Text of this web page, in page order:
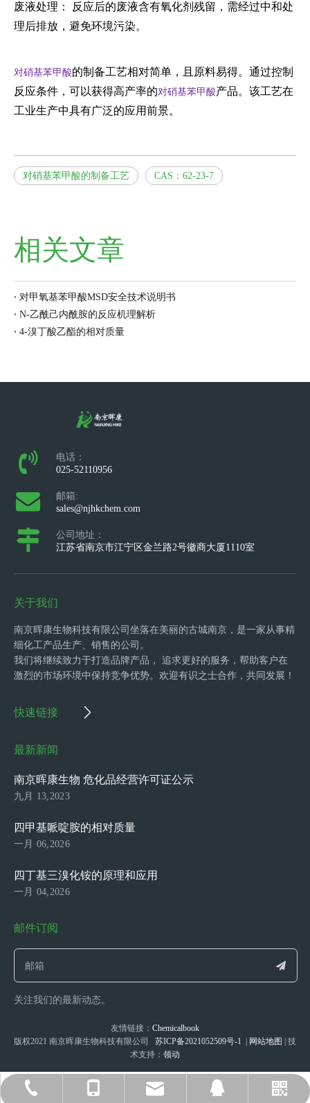
废液处理： 反应后的废液含有氧化剂残留，需经过中和处
理后排放，避免环境污染。
对硝基苯甲酸的制备工艺相对简单，且原料易得。通过控制
反应条件，可以获得高产率的对硝基苯甲酸产品。该工艺在
工业生产中具有广泛的应用前景。
对硝基苯甲酸的制备工艺 CAS：62-23-7
相关文章
对甲氧基苯甲酸MSD安全技术说明书
N-乙酰己内酰胺的反应机理解析
4-溴丁酸乙酯的相对质量
电话：
025-52110956
邮箱:
sales@njhkchem.com
公司地址：
江苏省南京市江宁区金兰路2号徽商大厦1110室
关于我们
南京晖康生物科技有限公司坐落在美丽的古城南京，是一家从事精
细化工产品生产、销售的公司。
我们将继续致力于打造品牌产品， 追求更好的服务，帮助客户在
激烈的市场环境中保持竞争优势。欢迎有识之士合作，共同发展！
快速链接
最新新闻
南京晖康生物 危化品经营许可证公示
九月 13,2023
四甲基哌啶胺的相对质量
一月 06,2026
四丁基三溴化铵的原理和应用
一月 04,2026
邮件订阅
关注我们的最新动态。
友情链接： Chemicalbook
版权2021 南京晖康生物科技有限公司 苏ICP备2021052509号-1 网站地图
| 技
术支持： 领动
025-52110956
+86-17372769668
sophia@njhkchem.com
2698028200
17372769668